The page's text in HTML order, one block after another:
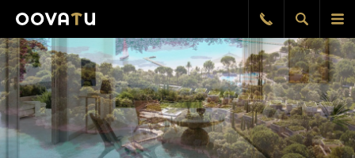
le
Afficher
la
Rappel
gratuit